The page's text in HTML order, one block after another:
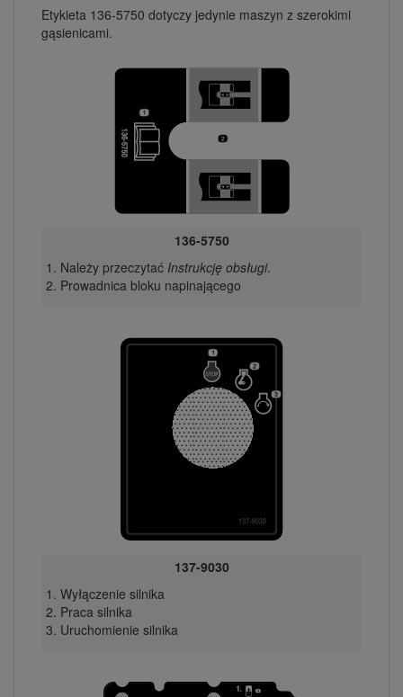
Etykieta 136-5750 dotyczy jedynie maszyn z szerokimi
gąsienicami.
136-5750
Należy przeczytać Instrukcję obsługi.
Prowadnica bloku napinającego
137-9030
Wyłączenie silnika
Praca silnika
Uruchomienie silnika